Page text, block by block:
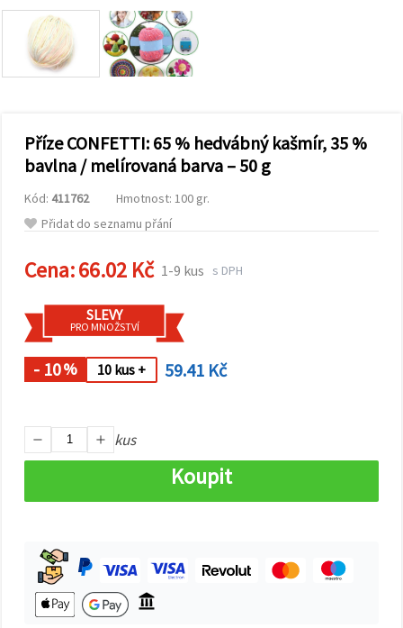
obsah a
reklamu, a
pomocí
našich
marketing.
Můžete
souhlasit s
všech
cookies
kliknutím
vše!" Nebo
uvést své
preference v
Nastavení
výběrem
daného
"Uložit"
vše
Příze CONFETTI: 65 % hedvábný kašmír, 35 %
bavlna / melírovaná barva – 50 g
Kód: 411762
Hmotnost: 100 gr.
Přidat do seznamu přání
Cena:66.02 Kč 1-9 kus s DPH
SLEVY
PRO MNOŽSTVÍ
- 10% 10 kus + 59.41 Kč
kus
Koupit